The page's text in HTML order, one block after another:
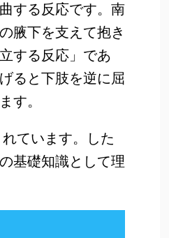
する反応です。南
腋下を支えて抱き
する反応」であ
ると下肢を逆に屈
す。
ています。した
基礎知識として理